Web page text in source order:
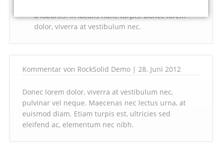
a lobortis. In iaculis nunc turpis. Donec lorem
dolor, viverra at vestibulum nec.
Kommentar von RockSolid Demo |28. Juni 2012
Donec lorem dolor, viverra at vestibulum nec,
pulvinar vel neque. Maecenas nec lectus urna, at
euismod diam. Etiam turpis est, ultricies sed
eleifend ac, elementum nec nibh.